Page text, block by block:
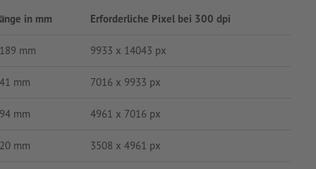
in mm Erforderliche Pixel bei 300 dpi
mm 9933 x 14043 px
mm 7016 x 9933 px
mm 4961 x 7016 px
mm 3508 x 4961 px